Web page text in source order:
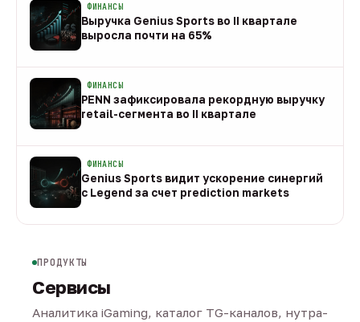
ФИНАНСЫ
Выручка Genius Sports во II квартале
выросла почти на 65%
ФИНАНСЫ
PENN зафиксировала рекордную выручку
retail-сегмента во II квартале
ФИНАНСЫ
Genius Sports видит ускорение синергий
с Legend за счет prediction markets
ПРОДУКТЫ
Сервисы
Аналитика iGaming, каталог TG-каналов, нутра-